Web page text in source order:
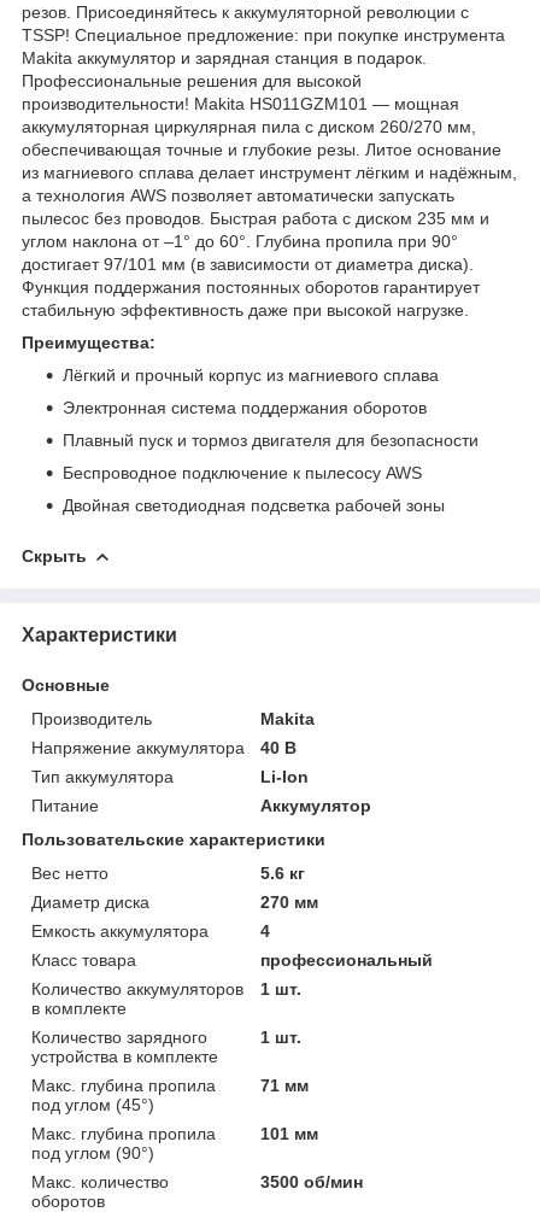
резов. Присоединяйтесь к аккумуляторной революции с
TSSP! Специальное предложение: при покупке инструмента
Makita аккумулятор и зарядная станция в подарок.
Профессиональные решения для высокой
производительности! Makita HS011GZM101 — мощная
аккумуляторная циркулярная пила с диском 260/270 мм,
обеспечивающая точные и глубокие резы. Литое основание
из магниевого сплава делает инструмент лёгким и надёжным,
а технология AWS позволяет автоматически запускать
пылесос без проводов. Быстрая работа с диском 235 мм и
углом наклона от –1° до 60°. Глубина пропила при 90°
достигает 97/101 мм (в зависимости от диаметра диска).
Функция поддержания постоянных оборотов гарантирует
стабильную эффективность даже при высокой нагрузке.
Преимущества:
Лёгкий и прочный корпус из магниевого сплава
Электронная система поддержания оборотов
Плавный пуск и тормоз двигателя для безопасности
Беспроводное подключение к пылесосу AWS
Двойная светодиодная подсветка рабочей зоны
Скрыть
Характеристики
Основные
Производитель
Makita
Напряжение аккумулятора
40 В
Тип аккумулятора
Li-Ion
Питание
Аккумулятор
Пользовательские характеристики
Вес нетто
5.6 кг
Диаметр диска
270 мм
Емкость аккумулятора
4
Класс товара
профессиональный
Количество аккумуляторов
в комплекте
1 шт.
Количество зарядного
устройства в комплекте
1 шт.
Макс. глубина пропила
под углом (45°)
71 мм
Макс. глубина пропила
под углом (90°)
101 мм
Макс. количество
оборотов
3500 об/мин